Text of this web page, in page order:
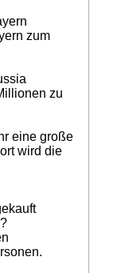
zum
zu
eine große
wird die